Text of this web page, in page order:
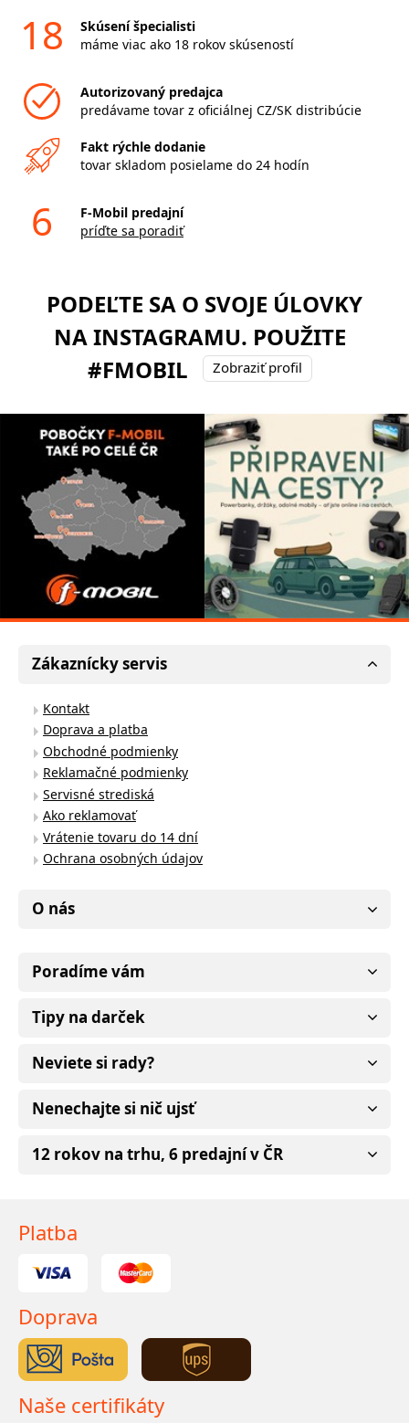
18
Skúsení špecialisti
máme viac ako 18 rokov skúseností
Autorizovaný predajca
predávame tovar z oficiálnej CZ/SK distribúcie
Fakt rýchle dodanie
tovar skladom posielame do 24 hodín
6
F-Mobil predajní
príďte sa poradiť
PODEĽTE SA O SVOJE ÚLOVKY
NA INSTAGRAMU. POUŽITE
#FMOBIL
Zobraziť profil
Zákaznícky servis
Kontakt
Doprava a platba
Obchodné podmienky
Reklamačné podmienky
Servisné strediská
Ako reklamovať
Vrátenie tovaru do 14 dní
Ochrana osobných údajov
O nás
Poradíme vám
Tipy na darček
Neviete si rady?
Nenechajte si nič ujsť
12 rokov na trhu, 6 predajní v ČR
Platba
Doprava
Naše certifikáty